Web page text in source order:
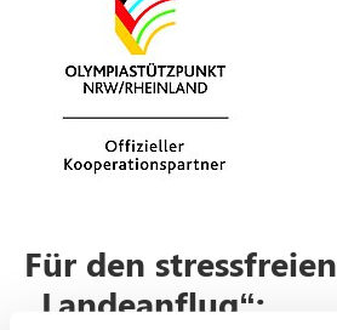
Für den stressfreien
„Landeanflug“: